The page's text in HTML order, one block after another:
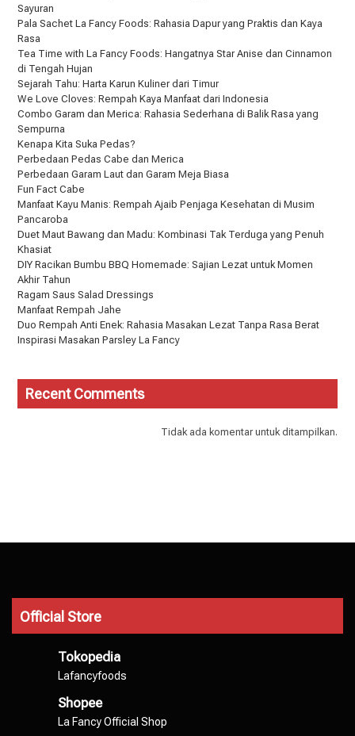
Sayuran
Pala Sachet La Fancy Foods: Rahasia Dapur yang Praktis dan Kaya
Rasa
Tea Time with La Fancy Foods: Hangatnya Star Anise dan Cinnamon
di Tengah Hujan
Sejarah Tahu: Harta Karun Kuliner dari Timur
We Love Cloves: Rempah Kaya Manfaat dari Indonesia
Combo Garam dan Merica: Rahasia Sederhana di Balik Rasa yang
Sempurna
Kenapa Kita Suka Pedas?
Perbedaan Pedas Cabe dan Merica
Perbedaan Garam Laut dan Garam Meja Biasa
Fun Fact Cabe
Manfaat Kayu Manis: Rempah Ajaib Penjaga Kesehatan di Musim
Pancaroba
Duet Maut Bawang dan Madu: Kombinasi Tak Terduga yang Penuh
Khasiat
DIY Racikan Bumbu BBQ Homemade: Sajian Lezat untuk Momen
Akhir Tahun
Ragam Saus Salad Dressings
Manfaat Rempah Jahe
Duo Rempah Anti Enek: Rahasia Masakan Lezat Tanpa Rasa Berat
Inspirasi Masakan Parsley La Fancy
Recent Comments
Tidak ada komentar untuk ditampilkan.
Official Store
Tokopedia
Lafancyfoods
Shopee
La Fancy Official Shop